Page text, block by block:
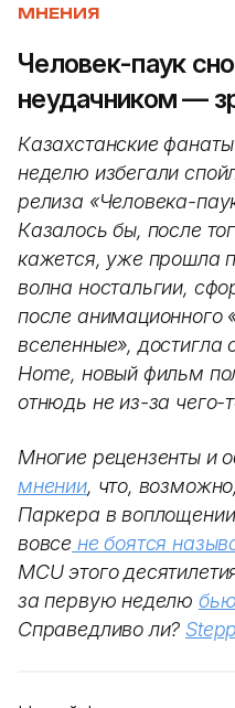
МНЕНИЯ
Человек-паук
неудачником —
Казахстанские
неделю избегали
релиза «Человека-
Казалось бы, после
кажется, уже прошла
волна ностальгии,
после анимационного
вселенные», достигла
Home, новый фильм
отнюдь не из-за чего-
Многие рецензенты и
мнении, что,
Паркера в
вовсе не боятся
MCU этого
за первую неделю
Справедливо ли?